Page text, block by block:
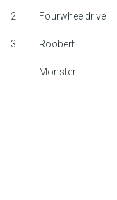
Standings round
2 Fourwheeldrive
3 Roobert
- Monster